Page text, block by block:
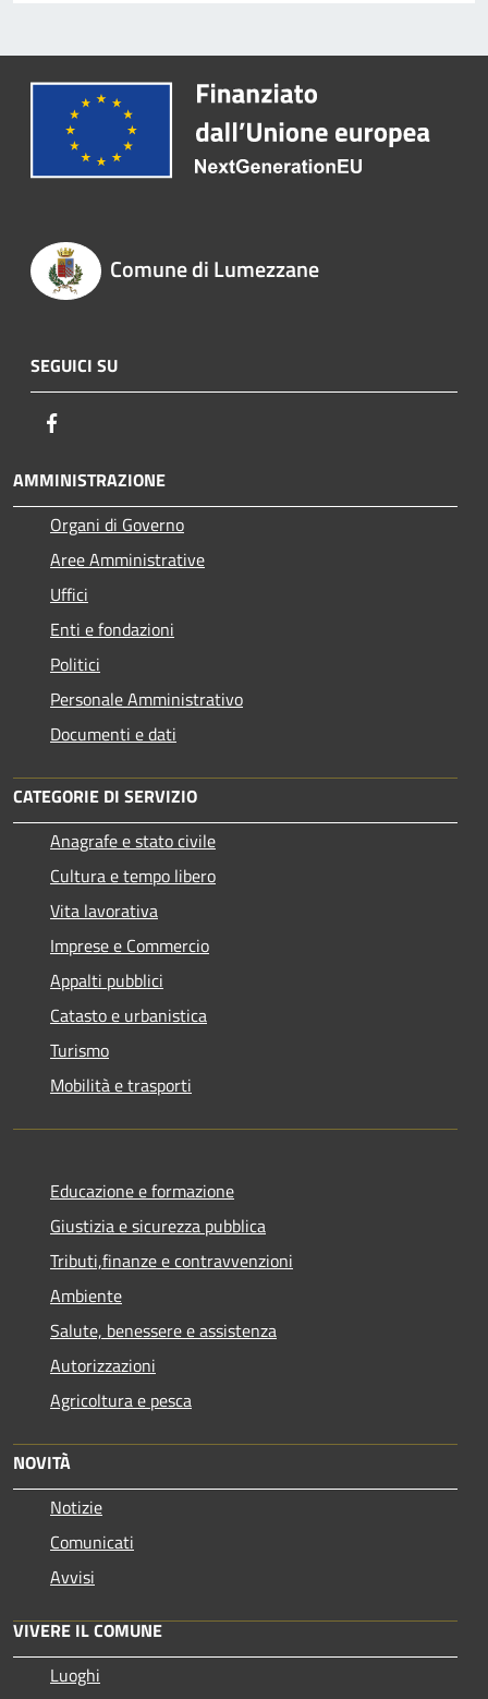
Comune di Lumezzane
SEGUICI SU
AMMINISTRAZIONE
Organi di Governo
Aree Amministrative
Uffici
Enti e fondazioni
Politici
Personale Amministrativo
Documenti e dati
CATEGORIE DI SERVIZIO
Anagrafe e stato civile
Cultura e tempo libero
Vita lavorativa
Imprese e Commercio
Appalti pubblici
Catasto e urbanistica
Turismo
Mobilità e trasporti
Educazione e formazione
Giustizia e sicurezza pubblica
Tributi,finanze e contravvenzioni
Ambiente
Salute, benessere e assistenza
Autorizzazioni
Agricoltura e pesca
NOVITÀ
Notizie
Comunicati
Avvisi
VIVERE IL COMUNE
Luoghi